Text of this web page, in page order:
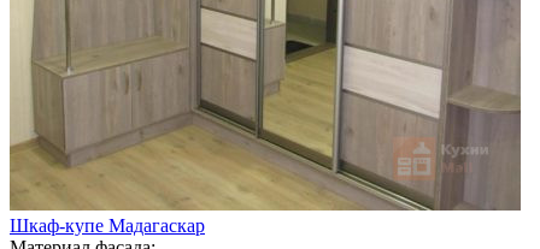
Шкаф-купе Мадагаскар